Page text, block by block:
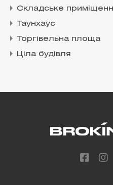
Складське
Таунхаус
Торгівельна площа
Ціла будівля